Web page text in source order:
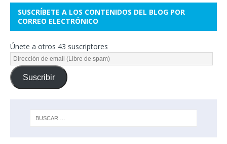
SUSCRÍBETE A LOS CONTENIDOS DEL BLOG POR
CORREO ELECTRÓNICO
Únete a otros 43 suscriptores
Suscribir